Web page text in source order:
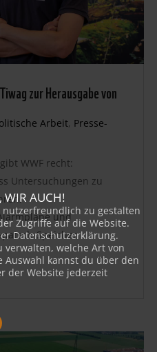
zur Herausgabe von
Arbeit, Presse-
WWF recht:
Untersuchungen zu
und
Speicher
WIR AUCH!
nutzerfreundlich zu gestalten
Zugriffe auf die Website.
Datenschutzerklärung.
verwalten, welche Art von
Auswahl kannst du über den
der Website jederzeit